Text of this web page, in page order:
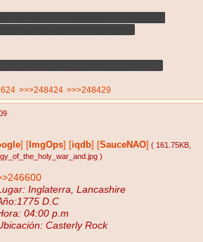
>>>248424 >>>248429
ImgOps iqdb SauceNAO ( 161.75KB
)
Inglaterra, Lancashire
D.C
04:00 p.m
Casterly Rock